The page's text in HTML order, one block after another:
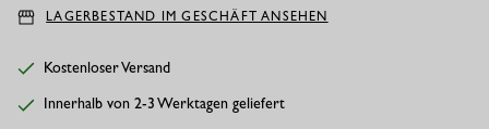
LAGERBESTAND IM GESCHÄFT ANSEHEN
Kostenloser Versand
Innerhalb von 2-3 Werktagen geliefert